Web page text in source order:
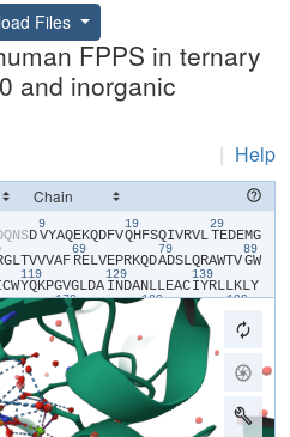
Files
FPPS in ternary
and inorganic
| Help
​Q​​N​​S​​D​
9
​V​​Y​​A​​Q​​E​​K​​Q​​D​​F​​V​
19
​Q​​H​​F​​S​​Q​​I​​V​​R​​V​​L​
29
​T​​E​​D​​E​​M​​G​​
​G​​L​​T​​V​​V​​V​​A​​F​
69
​R​​E​​L​​V​​E​​P​​R​​K​​Q​​D​
79
​A​​D​​S​​L​​Q​​R​​A​​W​​T​​V​
89
​G​​W​​
​C​​W​
119
​Y​​Q​​K​​P​​G​​V​​G​​L​​D​​A​
129
​I​​N​​D​​A​​N​​L​​L​​E​​A​​C​
139
​I​​Y​​R​​L​​L​​K​​L​​Y​
​L​​D​ ​T​​A​
179
​P​​Q​​G​​N​​V​​D​ ​L​ ​V​
189
​R​​Y​​K​ ​S​​I​
199
229
​K​​K​ ​L​​E​​M​​G​​E​​F​
239
​Q​​I​ ​D​​Y​ ​L​
249
​P​​S​ ​G​​K​
​I​​L​​K​​E​
289
​N​ ​Y​​G​ ​Q​​K​ ​E​ ​E​​K​​V​
299
​A​​R​ ​A​​L​ ​L​
309
​A​​V​
​F​​L​​G​ ​L​​A​​R​​K​​I​​Y​